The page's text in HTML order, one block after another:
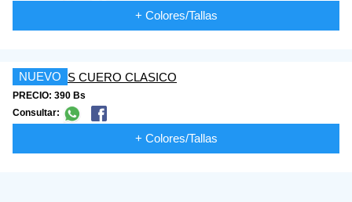
+ Colores/Tallas
NUEVO
PRECIO: 390 Bs
Consultar:
+ Colores/Tallas